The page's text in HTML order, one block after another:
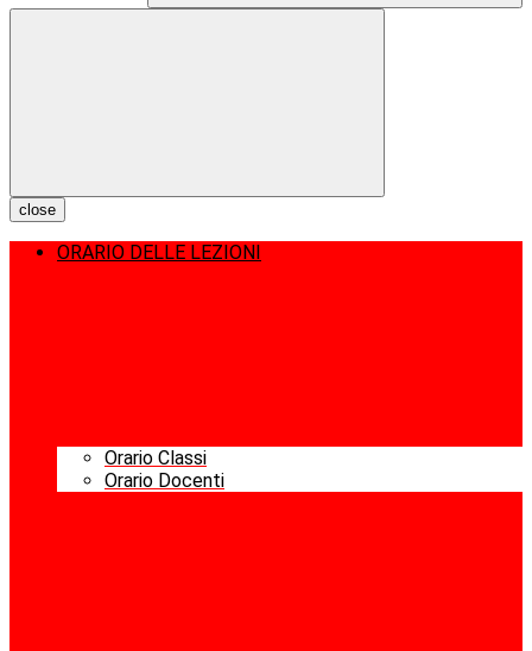
close
ORARIO DELLE LEZIONI
Orario Classi
Orario Docenti